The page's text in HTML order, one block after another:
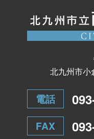
北九州市
電話
FAX